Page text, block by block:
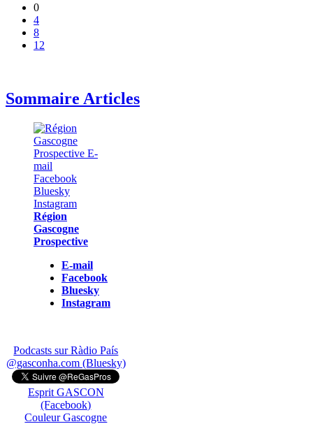
0
4
8
12
Sommaire Articles
Région
Gascogne
Prospective
E-mail
Facebook
Bluesky
Instagram
Podcasts sur Ràdio País
@gasconha.com (Bluesky)
Esprit GASCON
(Facebook)
Couleur Gascogne